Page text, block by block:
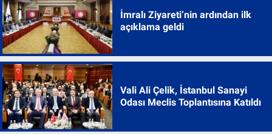
İmralı Ziyareti’nin ardından ilk
açıklama geldi
Vali Ali Çelik, İstanbul Sanayi
Odası Meclis Toplantısına Katıldı